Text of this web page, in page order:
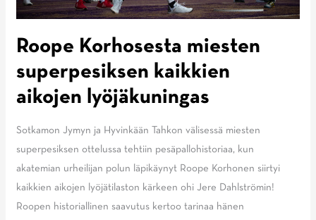
Roope Korhosesta miesten
superpesiksen kaikkien
aikojen lyöjäkuningas
Sotkamon Jymyn ja Hyvinkään Tahkon välisessä miesten
superpesiksen ottelussa tehtiin pesäpallohistoriaa, kun
akatemian urheilijan polun läpikäynyt Roope Korhonen siirtyi
kaikkien aikojen lyöjätilaston kärkeen ohi Jere Dahlströmin!
Roopen historiallinen saavutus kertoo tarinaa hänen